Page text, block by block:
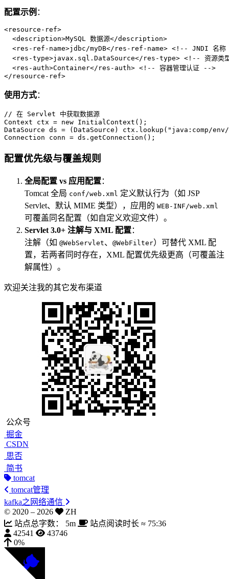
配置示例 ：
<resource-ref>
<description>MySQL 数据源</description>
<res-ref-name>jdbc/myDB</ res-ref-name> <!-- JNDI 名
<res-type>javax.sql.DataSource</ res-type> <!-- 资源类
<res-auth>Container</ res-auth> <!-- 容器管理认证 -->
</ resource-ref>
使用方式：
// 在 Servlet 中获取数据源
Context
ctx = new InitialContext
DataSource ds = (DataSource) ctx.lookup( "java:comp/
Connection
conn = ds.getConnection();
配置优先级与覆盖规则
全局配置 vs 应用配置：
Tomcat 全局 conf/web.xml 定义默认行为（如 JSP
Servlet、默认 MIME 类型），应用的 WEB-INF/web.xml
可覆盖同名配置（如自定义欢迎文件）。
Servlet 3.0+ 注解与 XML 配置：
注解（如 @WebServlet、 @WebFilter）可替代 XML 配
置，若两者同时存在，XML 配置优先级更高（可覆盖注
解属性）。
欢迎关注我的其它发布渠道
公众号
掘金
CSDN
思否
简书
tomcat
tomcat管理
kafka之网络通信
© 2020 – 2026
ZH
站点总字数：
5m 站点阅读时长 ≈ 75:36
42541
43746
0%